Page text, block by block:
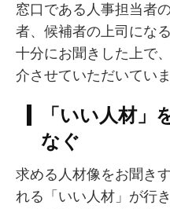
窓口である人事担当者
者、候補者の上司にな
十分にお聞きした上で
介させていただいていま
「いい人材」
なぐ
求める人材像をお聞き
れる「いい人材」が行